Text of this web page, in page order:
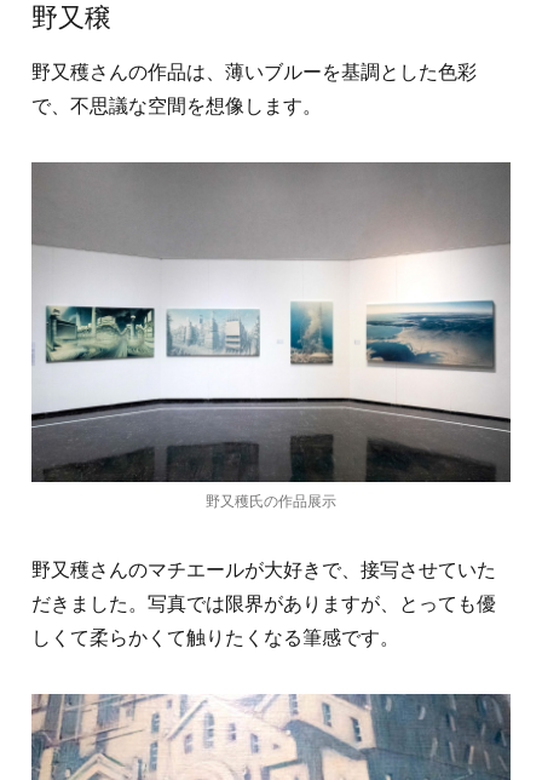
野又穣
野又穫さんの作品は、薄いブルーを基調とした色彩
で、不思議な空間を想像します。
野又穫氏の作品展示
野又穫さんのマチエールが大好きで、接写させていた
だきました。写真では限界がありますが、とっても優
しくて柔らかくて触りたくなる筆感です。